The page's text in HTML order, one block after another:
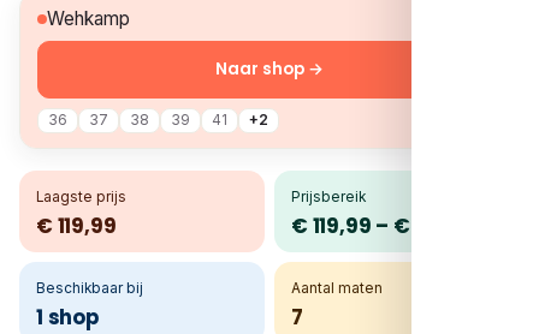
Wehkamp
36 37 38 39 41 +2
Naar shop →
Laagste prijs
€ 119,99
Prijsbereik
€ 119,99 – € 119,99
Beschikbaar bij
1 shop
Aantal maten
7